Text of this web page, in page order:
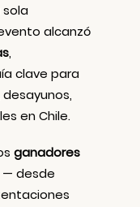
alcanzó
,
clave para
en Chile.
ganadores
— desde